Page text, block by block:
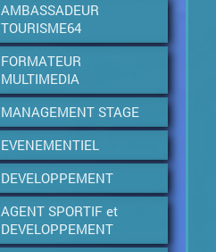
AMBASSADEUR
TOURISME64
FORMATEUR
MULTIMEDIA
MANAGEMENT STAGE
EVENEMENTIEL
DEVELOPPEMENT
AGENT SPORTIF et
DEVELOPPEMENT